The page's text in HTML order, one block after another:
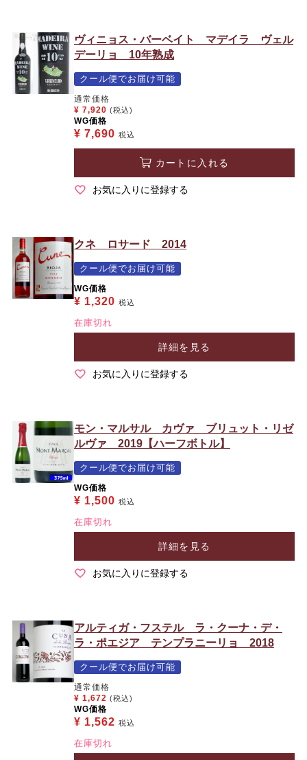
ヴィニョス・バーベイト マデイラ ヴェル
デーリョ 10年熟成
クール便でお届け可能
通常価格
¥ 7,920 (税込)
WG価格
¥ 7,690 税込
カートに入れる
お気に入りに登録する
クネ ロサード 2014
クール便でお届け可能
WG価格
¥ 1,320 税込
在庫切れ
詳細を見る
お気に入りに登録する
モン・マルサル カヴァ ブリュット・リゼ
ルヴァ 2019【ハーフボトル】
クール便でお届け可能
WG価格
¥ 1,500 税込
在庫切れ
詳細を見る
お気に入りに登録する
アルティガ・フステル ラ・クーナ・デ・
ラ・ポエジア テンプラニーリョ 2018
クール便でお届け可能
通常価格
¥ 1,672 (税込)
WG価格
¥ 1,562 税込
在庫切れ